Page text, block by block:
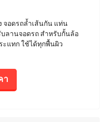
จอดรถล้ำเส้นกัน แท่น
ลานจอดรถ สำหรับกั้นล้อ
แทก ใช้ได้ทุกพื้นผิว
า